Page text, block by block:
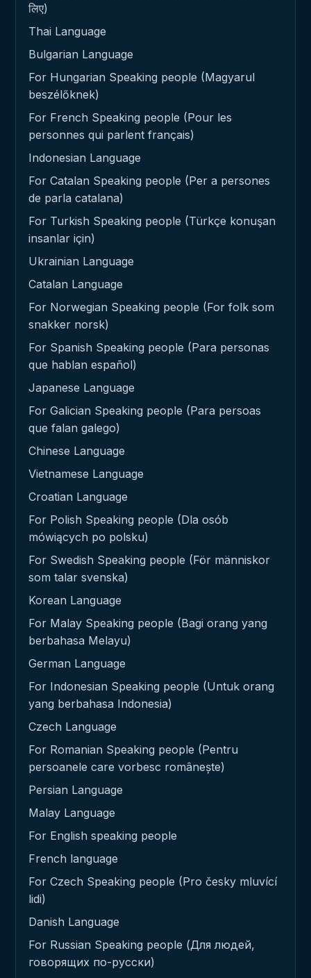
लिए)
Thai Language
Bulgarian Language
For Hungarian Speaking people (Magyarul
beszélőknek)
For French Speaking people (Pour les
personnes qui parlent français)
Indonesian Language
For Catalan Speaking people (Per a persones
de parla catalana)
For Turkish Speaking people (Türkçe konuşan
insanlar için)
Ukrainian Language
Catalan Language
For Norwegian Speaking people (For folk som
snakker norsk)
For Spanish Speaking people (Para personas
que hablan español)
Japanese Language
For Galician Speaking people (Para persoas
que falan galego)
Chinese Language
Vietnamese Language
Croatian Language
For Polish Speaking people (Dla osób
mówiących po polsku)
For Swedish Speaking people (För människor
som talar svenska)
Korean Language
For Malay Speaking people (Bagi orang yang
berbahasa Melayu)
German Language
For Indonesian Speaking people (Untuk orang
yang berbahasa Indonesia)
Czech Language
For Romanian Speaking people (Pentru
persoanele care vorbesc românește)
Persian Language
Malay Language
For English speaking people
French language
For Czech Speaking people (Pro česky mluvící
lidi)
Danish Language
For Russian Speaking people (Для людей,
говорящих по-русски)